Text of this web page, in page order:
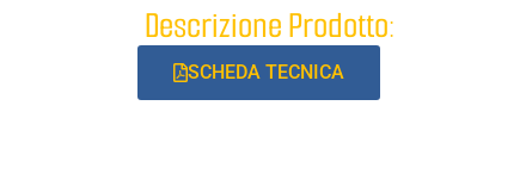
Descrizione Prodotto:
SCHEDA TECNICA